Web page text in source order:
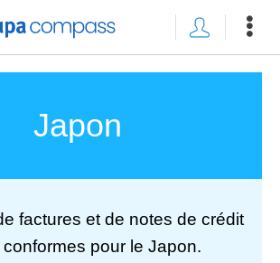
Japon
factures et de notes de crédit
conformes pour le Japon.